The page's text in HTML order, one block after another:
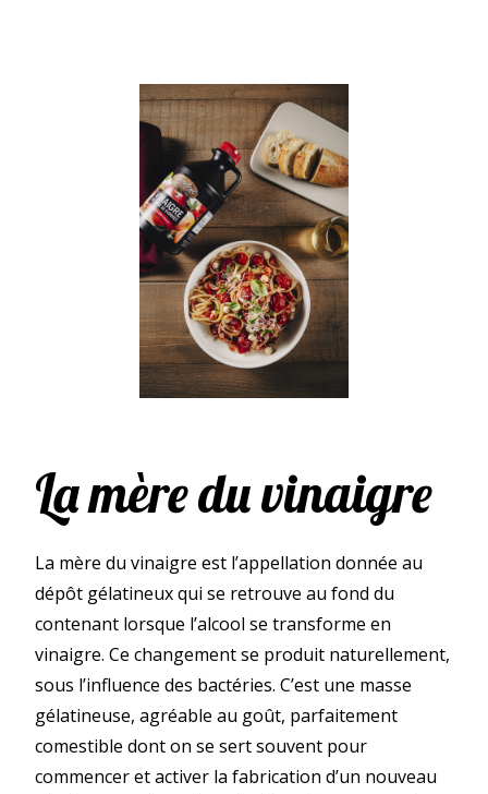
La mère du vinaigre
La mère du vinaigre est l’appellation donnée au
dépôt gélatineux qui se retrouve au fond du
contenant lorsque l’alcool se transforme en
vinaigre. Ce changement se produit naturellement,
sous l’influence des bactéries. C’est une masse
gélatineuse, agréable au goût, parfaitement
comestible dont on se sert souvent pour
commencer et activer la fabrication d’un nouveau